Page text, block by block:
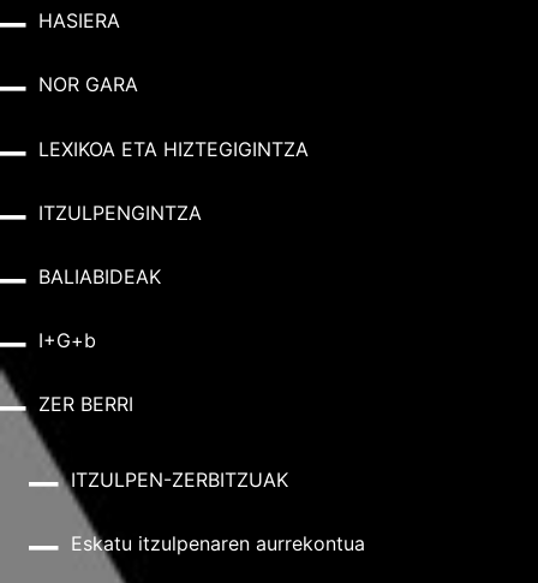
HASIERA
NOR GARA
LEXIKOA ETA HIZTEGIGINTZA
ITZULPENGINTZA
BALIABIDEAK
I+G+b
ZER BERRI
ITZULPEN-ZERBITZUAK
Eskatu itzulpenaren aurrekontua